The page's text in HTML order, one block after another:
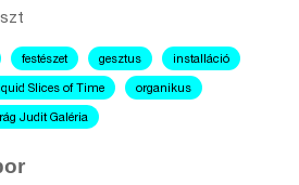
festészet gesztus installáció
Slices of Time organikus
Judit Galéria